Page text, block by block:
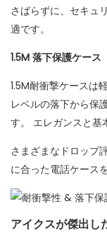
さばらずに、セキュ
適です。
1.5M 落下保護ケース
1.5M耐衝撃ケースは
レベルの落下から保
す。 エレガンスと基
さまざまなドロップ
に合った電話ケース
アイクスが傑出し